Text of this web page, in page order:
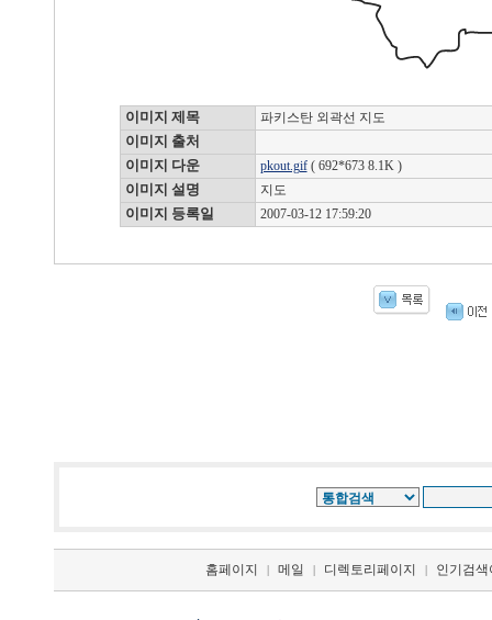
이미지 제목 파키스탄 외곽선 지도
이미지 출처
이미지 다운
pkout.gif( 692*673 8.1K )
이미지 설명 지도
이미지 등록일 2007-03-12 17:59:20
홈페이지 | 메일 | 디렉토리페이지 | 인기검색